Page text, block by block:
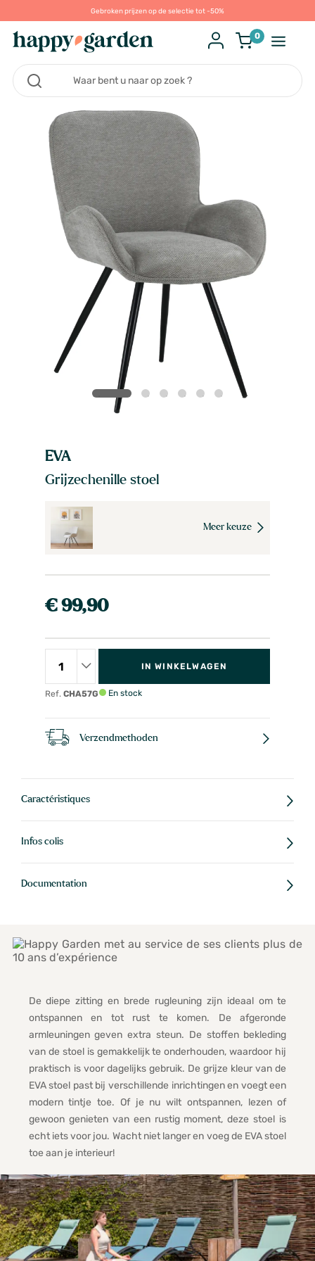
Gebroken prijzen op de selectie tot -50%
0
EVA
Grijzechenille stoel
Meer keuze
€ 99,90
Ref. CHA57G
IN WINKELWAGEN
En stock
Verzendmethoden
Caractéristiques
Infos colis
Documentation
De diepe zitting en brede rugleuning zijn ideaal om te
ontspannen en tot rust te komen. De afgeronde
armleuningen geven extra steun. De stoffen bekleding
van de stoel is gemakkelijk te onderhouden, waardoor hij
praktisch is voor dagelijks gebruik. De grijze kleur van de
EVA stoel past bij verschillende inrichtingen en voegt een
modern tintje toe. Of je nu wilt ontspannen, lezen of
gewoon genieten van een rustig moment, deze stoel is
echt iets voor jou. Wacht niet langer en voeg de EVA stoel
toe aan je interieur!